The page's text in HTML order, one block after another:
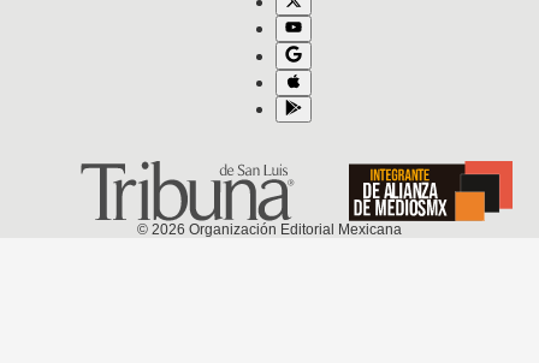
© 2026 Organización Editorial Mexicana